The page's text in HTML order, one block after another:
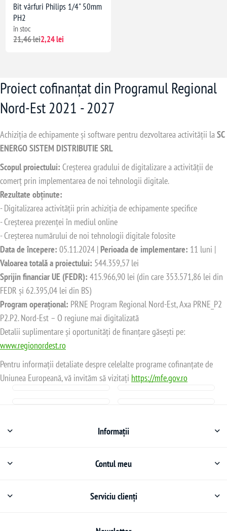
Bit vârfuri Philips 1/4" 50mm
PH2
în stoc
21,46 lei2,24 lei
Proiect cofinanțat din Programul Regional
Nord-Est 2021 - 2027
Achiziția de echipamente și software pentru dezvoltarea activității laSC
ENERGO SISTEM DISTRIBUTIE SRL
Scopul proiectului: Creșterea gradului de digitalizare a activității de
comerț prin implementarea de noi tehnologii digitale.
Rezultate obținute:
- Digitalizarea activității prin achiziția de echipamente specifice
- Creșterea prezenței în mediul online
- Creșterea numărului de noi tehnologii digitale folosite
Data de începere: 05.11.2024 | Perioada de implementare: 11 luni |
Valoarea totală a proiectului: 544.359,57 lei
Sprijin financiar UE (FEDR): 415.966,90 lei (din care 353.571,86 lei din
FEDR și 62.395,04 lei din BS)
Program operațional: PRNE Program Regional Nord-Est, Axa PRNE_P2
P2.P2. Nord-Est – O regiune mai digitalizată
Detalii suplimentare și oportunități de finanțare găsești pe:
www.regionordest.ro
Pentru informații detaliate despre celelalte programe cofinanțate de
Uniunea Europeană, vă invităm să vizitați https://mfe.gov.ro
Informații
Contul meu
Serviciu clienți